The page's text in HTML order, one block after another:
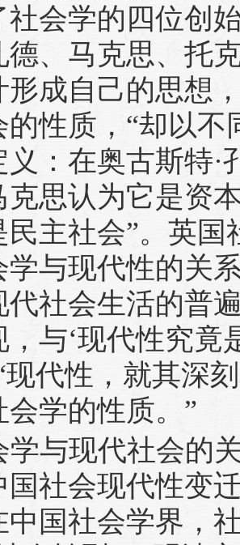
社会学的四位创
、马克思、托
形成自己的思想
的性质，“却以
义：在奥古斯特·
克思认为它是资
民主社会”。英
学与现代性的关
代社会生活的普
，与‘现代性究竟
现代性，就其深
会学的性质。”
学与现代社会的
国社会现代性变
中国社会学界，